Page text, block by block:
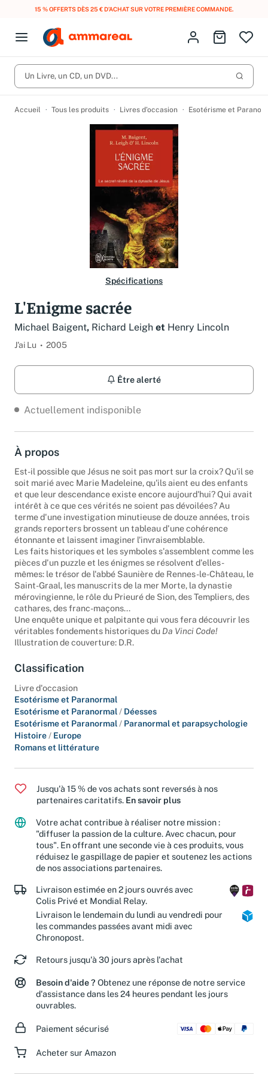
15 % OFFERTS DÈS 25 € D’ACHAT SUR VOTRE PREMIÈRE COMMANDE.
Open menu
Fermer le menu
CD d'occasion
DVD d'occasion
Vinyles d'occasion
Nos engagements
Lancer
Vous n'avez pas trouvé l'article que vous cherchiez ?
Activez les notifications dans votre compte pour être alerté dès
qu'il est en stock.
Créer une alerte
Identifiez-vous
Aller au
Un Livre, un CD, un DVD...
Accueil Tous les produits Livres d’occasion Esotérisme et
Spécifications
L'Enigme sacrée
Michael Baigent, Richard Leigh et Henry Lincoln
J'ai Lu 2005
Être alerté
Actuellement indisponible
À propos
Est-il possible que Jésus ne soit pas mort sur la croix? Qu'il se
soit marié avec Marie Madeleine, qu'ils aient eu des enfants
et que leur descendance existe encore aujourd'hui? Qui avait
intérêt à ce que ces vérités ne soient pas dévoilées? Au
terme d'une investigation minutieuse de douze années, trois
grands reporters brossent un tableau d'une cohérence
étonnante et laissent imaginer l'invraisemblable.
Les faits historiques et les symboles s'assemblent comme les
pièces d'un puzzle et les énigmes se résolvent d'elles-
mêmes: le trésor de l'abbé Saunière de Rennes-le-Château, le
Saint-Graal, les manuscrits de la mer Morte, la dynastie
mérovingienne, le rôle du Prieuré de Sion, des Templiers, des
cathares, des franc-maçons...
Une enquête unique et palpitante qui vous fera découvrir les
véritables fondements historiques du Da Vinci Code!
Illustration de couverture: D.R.
Classification
Livre d'occasion
Esotérisme et Paranormal
Esotérisme et Paranormal / Déesses
Esotérisme et Paranormal / Paranormal et parapsychologie
Histoire / Europe
Romans et littérature
Jusqu'à 15 % de vos achats sont reversés à nos
partenaires caritatifs. En savoir plus
Votre achat contribue à réaliser notre mission :
"diffuser la passion de la culture. Avec chacun, pour
tous". En offrant une seconde vie à ces produits, vous
réduisez le gaspillage de papier et soutenez les actions
de nos associations partenaires.
Livraison estimée en 2 jours ouvrés avec
Colis Privé et Mondial Relay.
Livraison le lendemain du lundi au vendredi pour
les commandes passées avant midi avec
Chronopost.
Retours jusqu'à 30 jours après l'achat
Besoin d'aide ? Obtenez une réponse de notre service
d'assistance dans les 24 heures pendant les jours
ouvrables.
Paiement sécurisé
Acheter sur Amazon